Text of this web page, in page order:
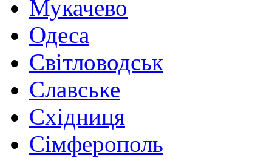
Мукачево
Одеса
Світловодськ
Славське
Східниця
Сімферополь